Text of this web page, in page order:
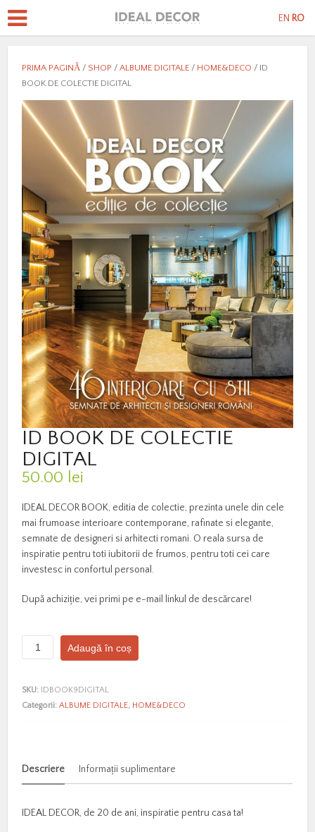
PRIMA PAGINĂ / SHOP /ALBUME DIGITALE / HOME&DECO / ID
BOOK DE COLECTIE DIGITAL
ID BOOK DE COLECTIE
DIGITAL
50.00 lei
IDEAL DECOR BOOK, editia de colectie, prezinta unele din cele
mai frumoase interioare contemporane, rafinate si elegante,
semnate de designeri si arhitecti romani. O reala sursa de
inspiratie pentru toti iubitorii de frumos, pentru toti cei care
investesc in confortul personal.
După achiziție, vei primi pe e-mail linkul de descărcare!
Cantitate
ID
DE
COLECTIE
Adaugă în coș
SKU:
IDBOOK9DIGITAL
Categorii:ALBUME DIGITALE, HOME&DECO
Descriere Informații suplimentare
IDEAL DECOR, de 20 de ani, inspiratie pentru casa ta!
EN RO